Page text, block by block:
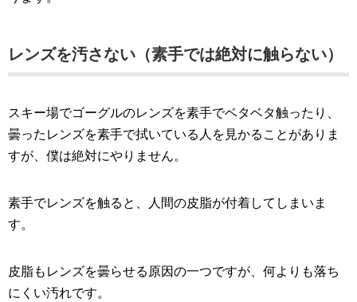
レンズを汚さない（素手では絶対に触らない）
スキー場でゴーグルのレンズを素手でベタベタ触ったり、
曇ったレンズを素手で拭いている人を見かることがありま
すが、僕は絶対にやりません。
素手でレンズを触ると、人間の皮脂が付着してしまいま
す。
皮脂もレンズを曇らせる原因の一つですが、何よりも落ち
にくい汚れです。